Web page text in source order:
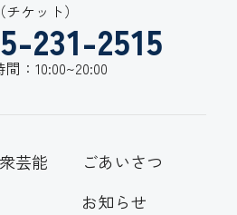
ケット）
231-2515
間：10:00~20:00
芸能
ごあいさつ
お知らせ